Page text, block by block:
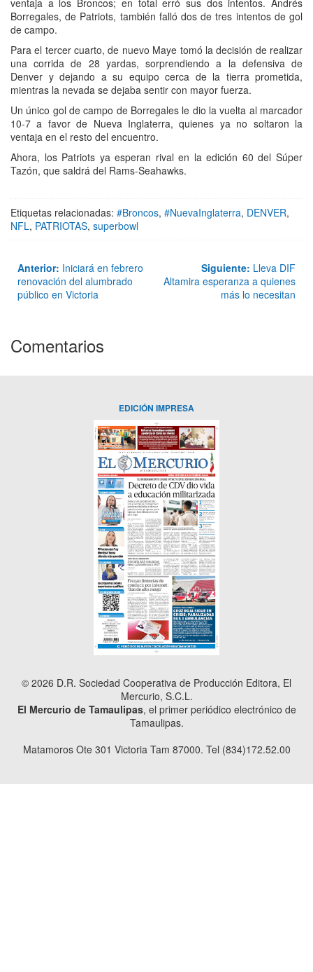
ventaja a los Broncos; en total erró sus dos intentos. Andrés
Borregales, de Patriots, también falló dos de tres intentos de gol
de campo.
Para el tercer cuarto, de nuevo Maye tomó la decisión de realizar
una corrida de 28 yardas, sorprendiendo a la defensiva de
Denver y dejando a su equipo cerca de la tierra prometida,
mientras la nevada se dejaba sentir con mayor fuerza.
Un único gol de campo de Borregales le dio la vuelta al marcador
10-7 a favor de Nueva Inglaterra, quienes ya no soltaron la
ventaja en el resto del encuentro.
Ahora, los Patriots ya esperan rival en la edición 60 del Súper
Tazón, que saldrá del Rams-Seahawks.
Etiquetas relacionadas: #Broncos, #NuevaInglaterra, DENVER,
NFL, PATRIOTAS, superbowl
Anterior: Iniciará en febrero
renovación del alumbrado
público en Victoria
Siguiente: Lleva DIF
Altamira esperanza a quienes
más lo necesitan
Comentarios
EDICIÓN IMPRESA
© 2026 D.R. Sociedad Cooperativa de Producción Editora, El
Mercurio, S.C.L.
El Mercurio de Tamaulipas, el primer periódico electrónico de
Tamaulipas.
Matamoros Ote 301 Victoria Tam 87000. Tel (834)172.52.00